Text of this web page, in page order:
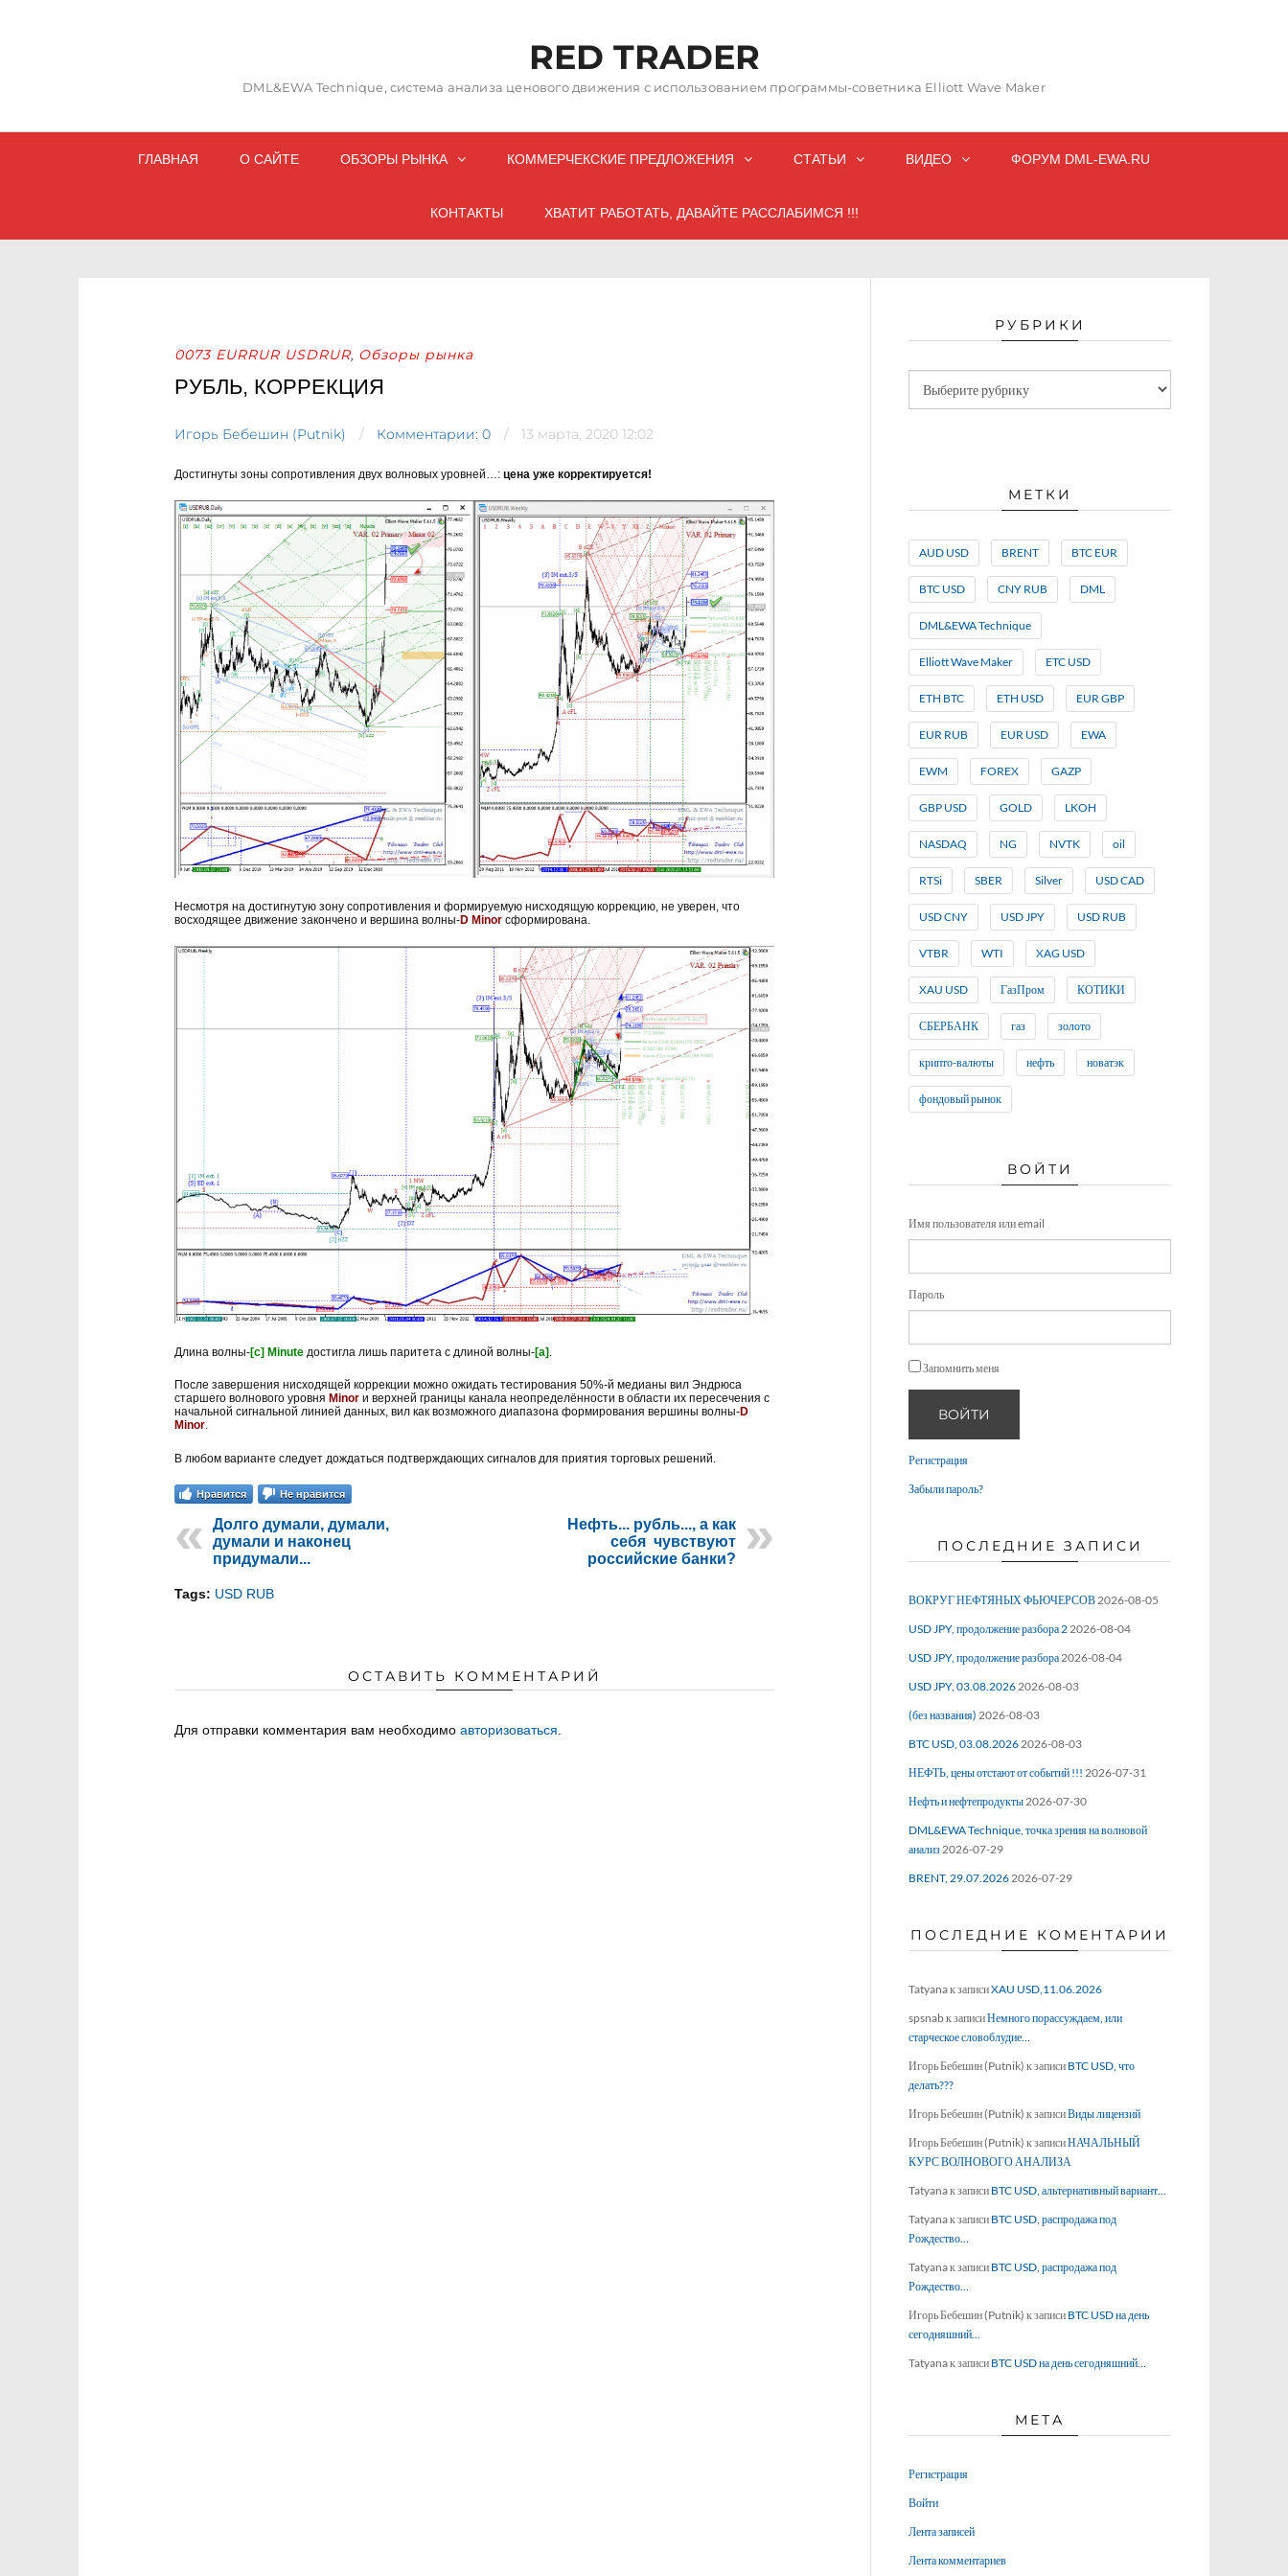
RED TRADER
DML&EWA Technique, система анализа ценового движения с использованием программы-советника Elliott Wave Maker
ГЛАВНАЯ О САЙТЕ ОБЗОРЫ РЫНКА КОММЕРЧЕКСКИЕ ПРЕДЛОЖЕНИЯ СТАТЬИ ВИДЕО ФОРУМ DML-EWA.RU
КОНТАКТЫ ХВАТИТ РАБОТАТЬ, ДАВАЙТЕ РАССЛАБИМСЯ !!!
0073 EURRUR USDRUR, Обзоры рынка
РУБЛЬ, КОРРЕКЦИЯ
Игорь Бебешин (Putnik) Комментарии: 0 13 марта, 2020 12:02
Достигнуты зоны сопротивления двух волновых уровней…: цена уже корректируется!
Несмотря на достигнутую зону сопротивления и формируемую нисходящую коррекцию, не уверен, что
восходящее движение закончено и вершина волны-D Minor сформирована.
Длина волны-[c] Minute достигла лишь паритета с длиной волны-[a] .
После завершения нисходящей коррекции можно ожидать тестирования 50%-й медианы вил Эндрюса
старшего волнового уровня Minor и верхней границы канала неопределённости в области их пересечения с
начальной сигнальной линией данных, вил как возможного диапазона формирования вершины волны-D
Minor.
В любом варианте следует дождаться подтверждающих сигналов для приятия торговых решений.
Нравится Не нравится
Долго думали, думали,
думали и наконец
придумали...
Нефть... рубль..., а как
себя чувствуют
российские банки?
Tags: USD RUB
ОСТАВИТЬ КОММЕНТАРИЙ
Для отправки комментария вам необходимо авторизоваться
РУБРИКИ
МЕТКИ
AUD USD BRENT BTC EUR
BTC USD CNY RUB DML
DML&EWA Technique
Elliott Wave Maker ETC USD
ETH BTC ETH USD EUR GBP
EUR RUB EUR USD EWA
EWM FOREX GAZP
GBP USD GOLD LKOH
NASDAQ NG NVTK oil
RTSi SBER Silver USD CAD
USD CNY USD JPY USD RUB
VTBR WTI XAG USD
XAU USD ГазПром КОТИКИ
СБЕРБАНК газ золото
крипто-валюты нефть новатэк
фондовый рынок
ВОЙТИ
Имя пользователя или email
Пароль
Запомнить меня
ВОЙТИ
Регистрация
Забыли пароль?
ПОСЛЕДНИЕ ЗАПИСИ
ВОКРУГ НЕФТЯНЫХ ФЬЮЧЕРСОВ2026-08-05
USD JPY, продолжение разбора 22026-08-04
USD JPY, продолжение разбора2026-08-04
USD JPY, 03.08.20262026-08-03
(без названия) 2026-08-03
BTC USD, 03.08.20262026-08-03
НЕФТЬ, цены отстают от событий !!! 2026-07-31
Нефть и нефтепродукты2026-07-30
DML&EWA Technique, точка зрения на волновой
анализ2026-07-29
BRENT, 29.07.20262026-07-29
ПОСЛЕДНИЕ КОМЕНТАРИИ
Tatyanaк записиXAU USD,11.06.2026
spsnabк записиНемного порассуждаем, или
старческое словоблудие…
Игорь Бебешин (Putnik) к записи BTC USD, что
делать???
Игорь Бебешин (Putnik) к записиВиды лицензий
Игорь Бебешин (Putnik) к записиНАЧАЛЬНЫЙ
КУРС ВОЛНОВОГО АНАЛИЗА
Tatyanaк записи BTC USD, альтернативный вариант…
Tatyanaк записи BTC USD, распродажа под
Рождество…
Tatyanaк записи BTC USD, распродажа под
Рождество…
Игорь Бебешин (Putnik) к записи BTC USD на день
сегодняшний…
Tatyanaк записи BTC USD на день сегодняшний…
МЕТА
Регистрация
Войти
Лента записей
Лента комментариев